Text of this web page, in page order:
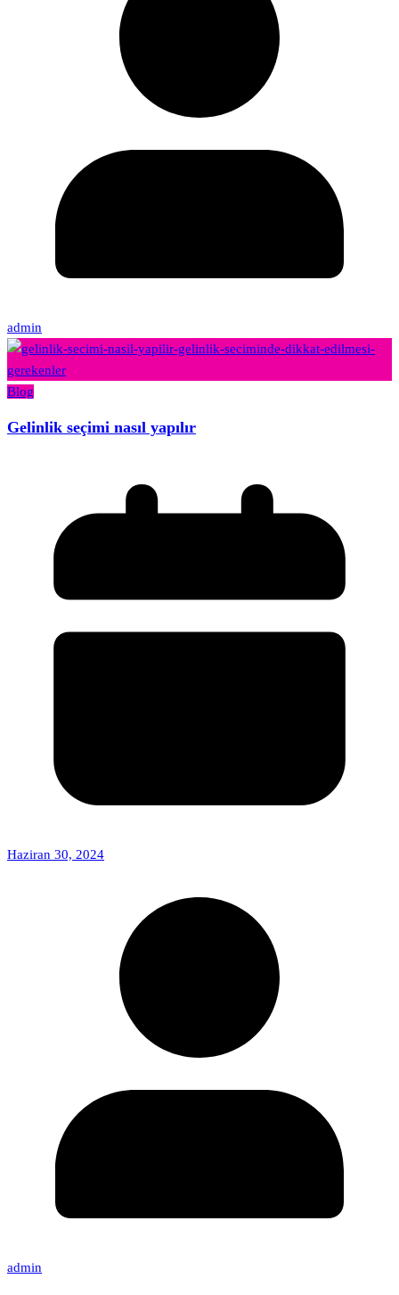
admin
Blog
Gelinlik seçimi nasıl yapılır
Haziran 30, 2024
admin